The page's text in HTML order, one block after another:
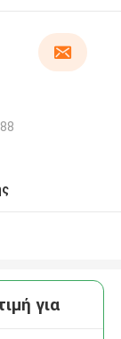
για